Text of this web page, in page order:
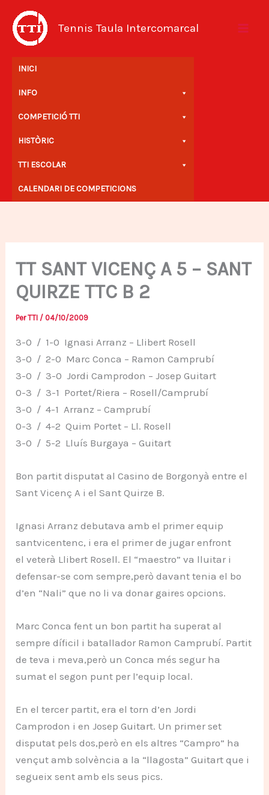
contingut
Tennis Taula Intercomarcal
INICI
INFO
COMPETICIÓ TTI
HISTÒRIC
TTI ESCOLAR
CALENDARI DE COMPETICIONS
TT SANT VICENÇ A 5 – SANT
QUIRZE TTC B 2
Per TTI / 04/10/2009
3-0 / 1-0 Ignasi Arranz – Llibert Rosell
3-0 / 2-0 Marc Conca – Ramon Camprubí
3-0 / 3-0 Jordi Camprodon – Josep Guitart
0-3 / 3-1 Portet/Riera – Rosell/Camprubí
3-0 / 4-1 Arranz – Camprubí
0-3 / 4-2 Quim Portet – Ll. Rosell
3-0 / 5-2 Lluís Burgaya – Guitart
Bon partit disputat al Casino de Borgonyà entre el
Sant Vicenç A i el Sant Quirze B.
Ignasi Arranz debutava amb el primer equip
santvicentenc, i era el primer de jugar enfront
el veterà Llibert Rosell. El “maestro” va lluitar i
defensar-se com sempre,però davant tenia el bo
d’en “Nali” que no li va donar gaires opcions.
Marc Conca fent un bon partit ha superat al
sempre díficil i batallador Ramon Camprubí. Partit
de teva i meva,però un Conca més segur ha
sumat el segon punt per l’equip local.
En el tercer partit, era el torn d’en Jordi
Camprodon i en Josep Guitart. Un primer set
disputat pels dos,però en els altres “Campro” ha
vençut amb solvència a la “llagosta” Guitart que i
segueix sent amb els seus pics.